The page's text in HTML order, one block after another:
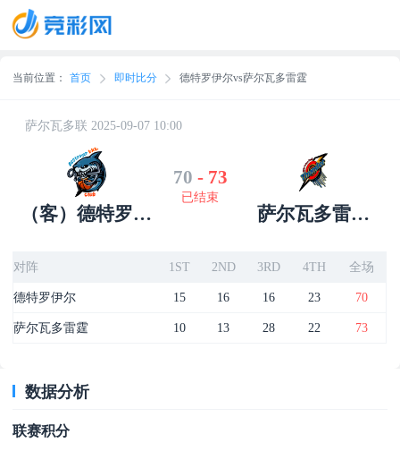
当前位置： 首页 即时比分 德特罗伊尔vs萨尔瓦多雷霆
（客）德特罗伊
萨尔瓦多联 2025-09-07 10:00
70 - 73
已结束
萨尔瓦多雷霆
对阵 1ST 2ND 3RD 4TH 全场
德特罗伊尔 15 16 16 23 70
萨尔瓦多雷霆 10 13 28 22 73
数据分析
联赛积分